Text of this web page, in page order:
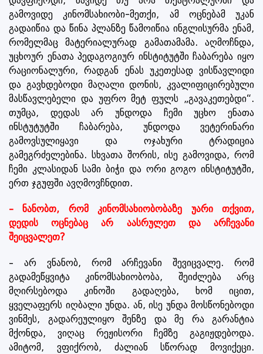
გამოვიდე კინომსახიობი-მეთქი, ამ ოცნებამ უკან
გადაიწია და წინა პლანზე წამოიწია ინგლისურმა ენამ,
რომელმაც მატერიალურად გამათამამა. აღმოჩნდა,
უცხოურ ენათა პედაგოგიურ ინსტიტუტში ჩაბარება იყო
რაციონალური, რადგან ენას უკეთესად ვისწავლიდი
და გავხდებოდი მაღალი დონის, კვალიფიცირებული
მასწავლებელი და უფრო მეტ ფულს „გავაკეთებდი“.
თუმცა, დედას არ უნდოდა ჩემი უცხო ენათა
ინსტუტუტში ჩაბარება, უნდოდა ვეტერინარი
გამოვსულიყავი და ოჯახური ტრადიცია
გამეგრძელებინა. სხვათა შორის, ისე გამოვიდა, რომ
ჩემი კლასიდან სამი ბიჭი და ორი გოგო ინსტიტუტში,
ერთ ჯგუფში ავღმოვჩნდით.
– ნანობთ, რომ კინომსახიობობაზე უარი თქვით,
დედის ოცნებაც არ აასრულეთ და არჩევანი
შეიცვალეთ?
– არ ვნანობ, რომ არჩევანი შევიცვალე. რომ
გადამეწყვიტა კინომსახიობობა, შეიძლება არც
მღირსებოდა კინოში გადაღება, ხომ იცით,
ყველაფერს იღბალი უნდა. ან, ისე უნდა მოსწონებოდი
ვინმეს, გადარეულიყო შენზე და მე რა გარანტია
მქონდა, ვიღაც რეჟისორი ჩემზე გაგიჟდებოდა.
ამიტომ, ვფიქრობ, ძალიან სწორად მოვიქეცი.